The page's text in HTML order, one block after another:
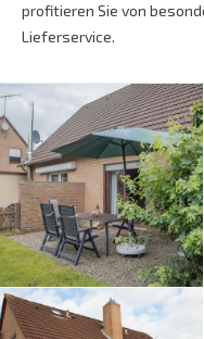
profitieren Sie von
Lieferservice.